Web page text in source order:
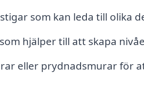
som kan leda till olika
hjälper till att skapa
eller prydnadsmurar för